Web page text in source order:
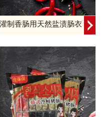
灌制香肠用天然盐渍肠衣